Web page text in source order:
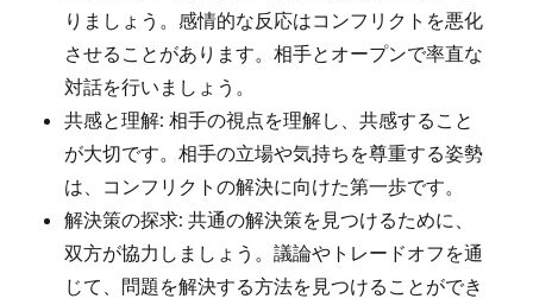
りましょう。感情的な反応はコンフリクトを悪化
させることがあります。相手とオープンで率直な
対話を行いましょう。
共感と理解: 相手の視点を理解し、共感すること
が大切です。相手の立場や気持ちを尊重する姿勢
は、コンフリクトの解決に向けた第一歩です。
解決策の探求: 共通の解決策を見つけるために、
双方が協力しましょう。議論やトレードオフを通
じて、問題を解決する方法を見つけることができ